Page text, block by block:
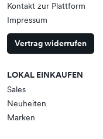
Kontakt zur Plattform
Impressum
Vertrag widerrufen
LOKAL EINKAUFEN
Sales
Neuheiten
Marken